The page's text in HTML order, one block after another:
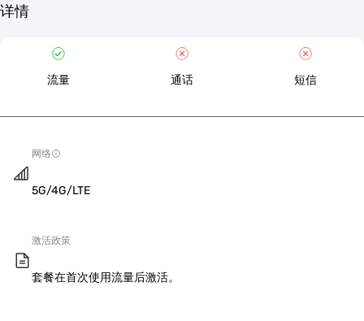
详情
流量 通话 短信
网络
5G/4G/LTE
激活政策
套餐在首次使用流量后激活。